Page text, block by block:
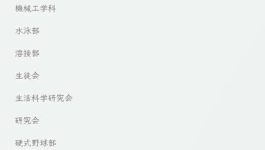
機械工学科
水泳部
溶接部
生徒会
生活科学研究会
研究会
硬式野球部